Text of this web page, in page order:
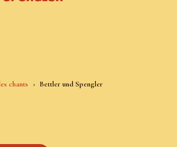
chants Bettler und Spengler